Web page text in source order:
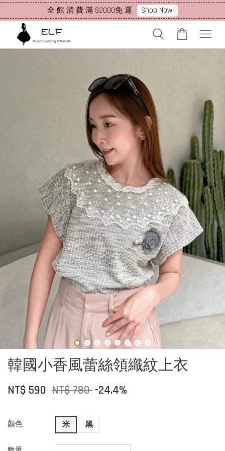
全 館 消 費 滿 $2000免 運 Shop Now!
韓國小香風蕾絲領織紋上衣
NT$ 590 NT$ 780 -24.4%
顏色 米 黑